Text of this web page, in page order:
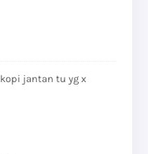
jantan tu yg x